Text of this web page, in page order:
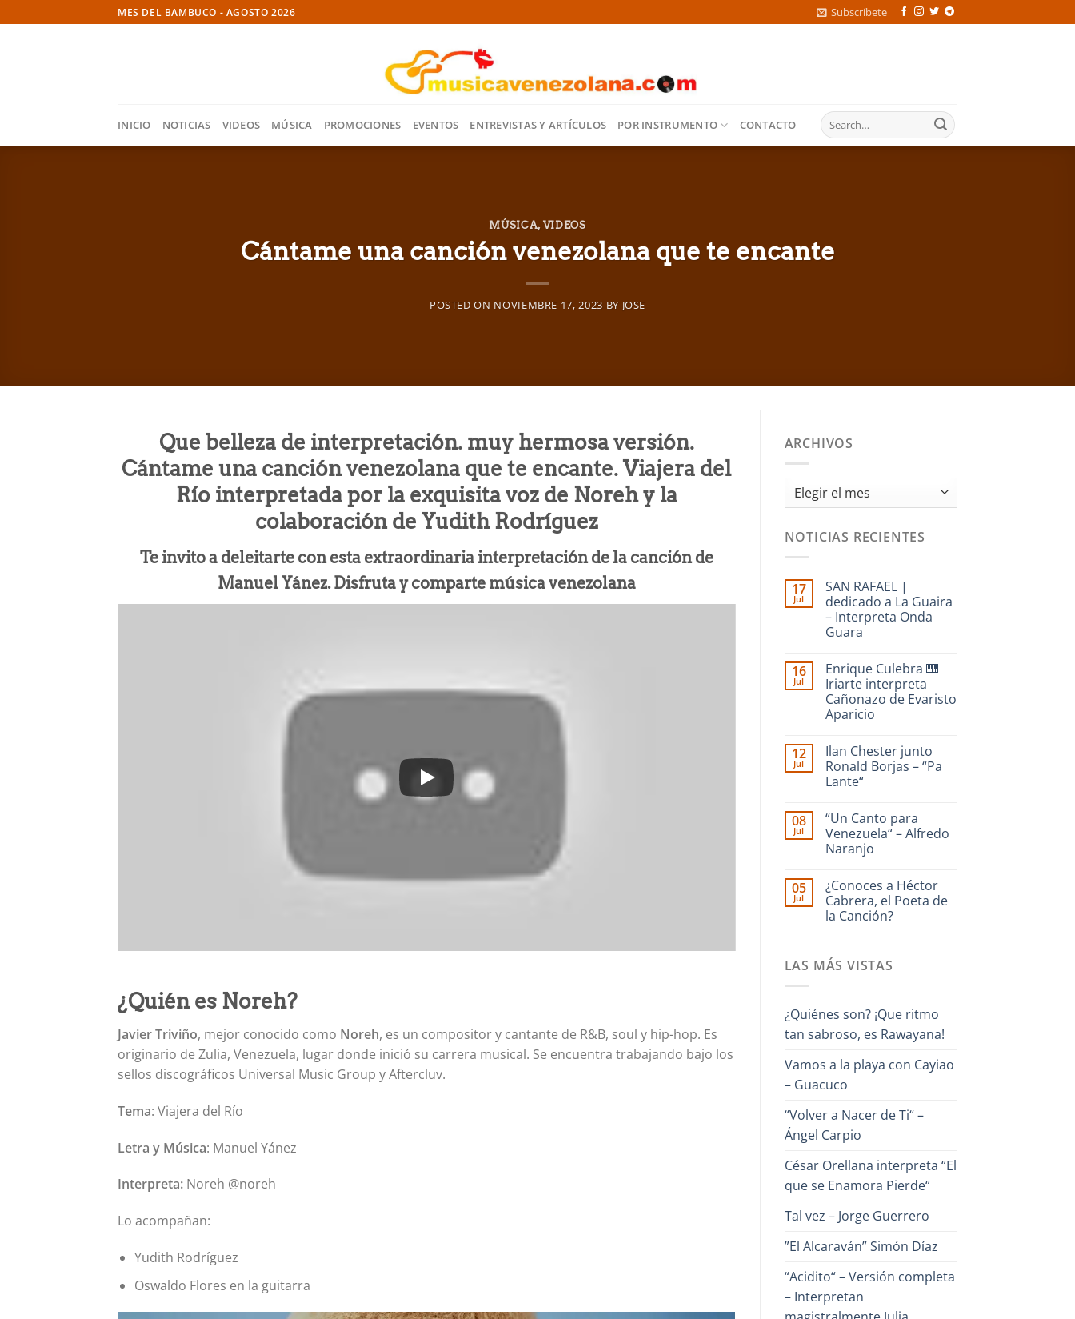
to
MES DEL BAMBUCO - AGOSTO 2026 Subscríbete
INICIO NOTICIAS VIDEOS MÚSICA PROMOCIONES EVENTOS ENTREVISTAS Y ARTÍCULOS POR INSTRUMENTO CONTACTO
MÚSICA, VIDEOS
Cántame una canción venezolana que te encante
POSTED ON NOVIEMBRE 17, 2023 BY JOSE
Que belleza de interpretación. muy hermosa versión.
Cántame una canción venezolana que te encante. Viajera del
Río interpretada por la exquisita voz de Noreh y la
colaboración de Yudith Rodríguez
Te invito a deleitarte con esta extraordinaria interpretación de la canción de
Manuel Yánez. Disfruta y comparte música venezolana
¿Quién es Noreh?
Javier Triviño, mejor conocido como Noreh, es un compositor y cantante de R&B, soul y hip-hop. Es
originario de Zulia, Venezuela, lugar donde inició su carrera musical. Se encuentra trabajando bajo los
sellos discográficos Universal Music Group y Aftercluv.
Tema: Viajera del Río
Letra y Música: Manuel Yánez
Interpreta: Noreh @noreh
Lo acompañan:
Yudith Rodríguez
Oswaldo Flores en la guitarra
ARCHIVOS
Archivos
NOTICIAS RECIENTES
17
Jul
SAN RAFAEL |
dedicado a La Guaira
– Interpreta Onda
Guara
comentarios
en
SAN
RAFAEL
|
dedicado
Guaira
–
Interpreta
Onda
16
Jul
Enrique Culebra 🎹
Iriarte interpreta
Cañonazo de Evaristo
Aparicio
comentarios
en
Enrique
Culebra
interpreta
Cañonazo
de
Evaristo
Aparicio
12
Jul
Ilan Chester junto
Ronald Borjas – “Pa
Lante“
comentarios
en
Ilan
Chester
Borjas
–
“Pa
Lante“
08
Jul
“Un Canto para
Venezuela“ – Alfredo
Naranjo
comentarios
en
“Un
Canto
Alfredo
Naranjo
05
Jul
¿Conoces a Héctor
Cabrera, el Poeta de
la Canción?
en
¿Conoces
el
Poeta
de
Canción?
LAS MÁS VISTAS
¿Quiénes son? ¡Que ritmo
tan sabroso, es Rawayana!
Vamos a la playa con Cayiao
– Guacuco
“Volver a Nacer de Ti“ –
Ángel Carpio
César Orellana interpreta “El
que se Enamora Pierde“
Tal vez – Jorge Guerrero
”El Alcaraván” Simón Díaz
“Acidito“ – Versión completa
– Interpretan